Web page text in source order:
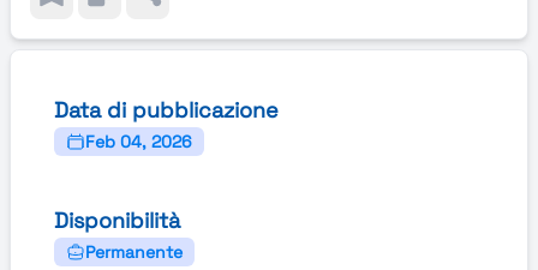
Data di pubblicazione
Feb 04, 2026
Disponibilità
Permanente